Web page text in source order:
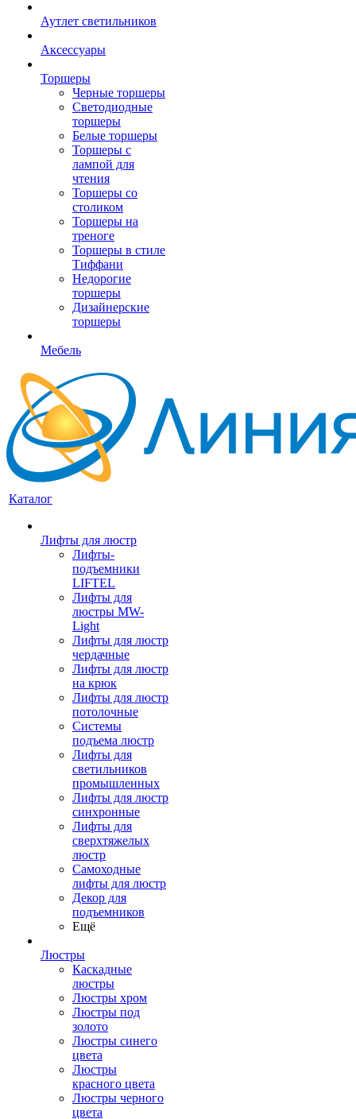
Аутлет светильников
Аксессуары
Торшеры
Черные торшеры
Светодиодные
торшеры
Белые торшеры
Торшеры с
лампой для
чтения
Торшеры со
столиком
Торшеры на
треноге
Торшеры в стиле
Тиффани
Недорогие
торшеры
Дизайнерские
торшеры
Мебель
Каталог
Лифты для люстр
Лифты-
подъемники
LIFTEL
Лифты для
люстры MW-
Light
Лифты для люстр
чердачные
Лифты для люстр
на крюк
Лифты для люстр
потолочные
Системы
подъема люстр
Лифты для
светильников
промышленных
Лифты для люстр
синхронные
Лифты для
сверхтяжелых
люстр
Самоходные
лифты для люстр
Декор для
подъемников
Ещё
Люстры
Каскадные
люстры
Люстры хром
Люстры под
золото
Люстры синего
цвета
Люстры
красного цвета
Люстры черного
цвета